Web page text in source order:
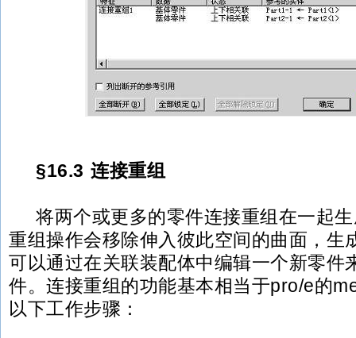
§16.3 连接重组
将两个或更多的零件连接重组在一起生
重组操作会移除伸入彼此空间的曲面，生
可以通过在关联装配体中编辑一个新零件
件。连接重组的功能基本相当于pro/e的
以下工作步骤：